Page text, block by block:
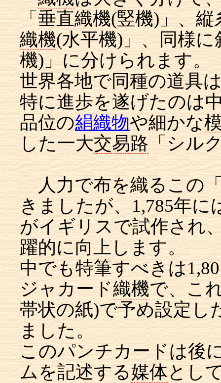
「垂直織機(竪機)」、
織機(水平機)」、同様
機)」に分けられます。
世界各地で同種の道具
特に進歩を遂げたのは
品位の絹織物や細かな
した一大交易路「シル
人力で布を織るこの
きましたが、1,785年に
がイギリスで試作され
躍的に向上します。
中でも特筆すべきは
ジャカード織機で、こ
帯状の紙)で予め設定し
ました。
このパンチカードは後
ムを記述する媒体とし